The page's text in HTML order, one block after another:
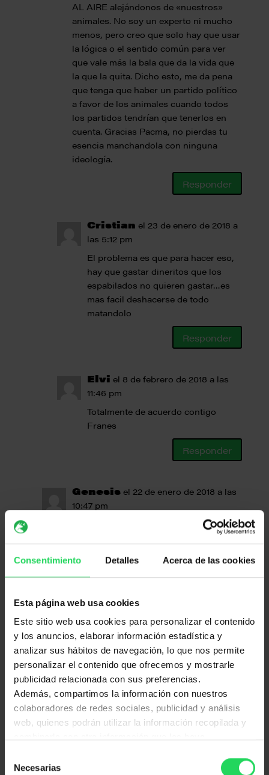
Consentimiento Detalles Acerca de las cookies
Esta página web usa cookies
Este sitio web usa cookies para personalizar el contenido
y los anuncios, elaborar información estadística y
analizar sus hábitos de navegación, lo que nos permite
personalizar el contenido que ofrecemos y mostrarle
publicidad relacionada con sus preferencias.
Además, compartimos la información con nuestros
colaboradores de redes sociales, publicidad y análisis
web, quienes podrán utilizar la información recopilada y
Algunos de nuestros proveedores tienen sus servidores
Necesarias
AL AIRE alejándonos de «nuestros»
animales. No soy un experto ni mucho
menos, pero creo que solo hay que usar
la lógica o el sentido común para ver
que vale más la bala que da la vida que
la que la quita. Dicho esto, me da pena
que tenga que haber un partido político
a favor de los animales cuando todos
los partidos tendrían que tenerlos en
cuenta. Gracias Pacma, no pierdas tu
esencia manchandola con ninguna
ideología.
Responder
Cristian el 23 de enero de 2018 a
las 5:12 pm
El problema es que para hacer eso,
hay que gastar dineritos que los
espabilados no quieren gastar…es
mas facil deshacerse de todo
matandolo
Responder
Elvi el 8 de febrero de 2018 a las
11:46 pm
Totalmente de acuerdo contigo
Franes
Responder
Genesis el 22 de enero de 2018 a las
10:47 pm
La cadena alimenticia no justifica la
matanza que han sido sometidos los
Responder
CYNTHIA el 22 de enero de 2018 a las
11:19 pm
En el momento en el que esos
ganaderos les quitan territorio… De
todas formas no deberías de justificar
un asesinato, nunca
Responder
el 22 de enero de 2018 a las 11:21